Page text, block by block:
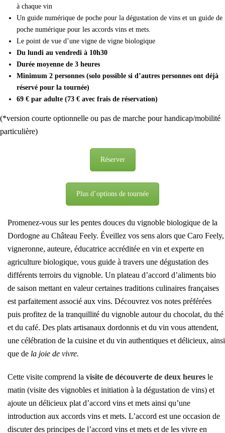
à chaque vin
Un guide numérique de poche pour la dégustation de vins et un guide de
poche numérique pour les accords vins et mets.
Le point de vue d’une vigne de vigne biologique
Du lundi au vendredi à 10h30
Durée moyenne de 3 heures
Minimum 2 personnes (solo possible si d’autres personnes ont déjà
réservé pour la tournée)
69 € par adulte (73 € avec frais de réservation)
(*version courte optionnelle ou pas de marche pour handicap/mobilité
particulière)
Réserver
Plus d’options de tournée
Promenez-vous sur les pentes douces du vignoble biologique de la
Dordogne au Château Feely. Éveillez vos sens alors que Caro Feely,
vigneronne, auteure, éducatrice accréditée en vin et experte en
agriculture biologique, vous guide à travers une dégustation des
différents terroirs du vignoble. Un plateau d’accord d’aliments bio
de saison mettant en valeur certaines traditions culinaires françaises
est parfaitement associé aux vins. Découvrez vos notes préférées
puis profitez de la tranquillité du vignoble autour du chocolat, du thé
et du café. Des plats artisanaux dordonnis et du vin vous attendent,
une célébration de la cuisine et du vin authentiques et délicieux, ainsi
que de la joie de vivre.
Cette visite comprend la visite de découverte de deux heures le
matin (visite des vignobles et initiation à la dégustation de vins) et
ajoute un délicieux plat d’accord vins et mets ainsi qu’une
introduction aux accords vins et mets. L’accord est une occasion de
discuter des principes de l’accord vins et mets et de les vivre en